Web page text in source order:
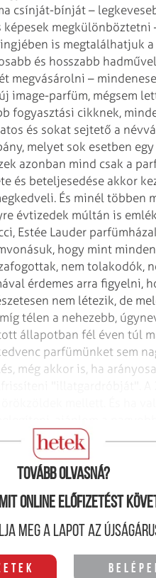
csínját-bínját –
megkülönböztetni
is megtalálhatjuk
és hosszabb
megvásárolni –
image-parfüm, mégsem
fogyasztási cikknek,
és sokat sejtető a
melyet sok esetben
azonban mind csak a
és beteljesedése akkor
És minél többen
évtizedek múltán is
Estée Lauder
hogy mint
nem tolakodók,
érdemes arra figyelni,
nem létezik, de
télen a nehezebb,
állapotban fél éven túl
parfümünket sem
még akkor is, ha
Tovább olvasná?
online előfizetést
meg a lapot az